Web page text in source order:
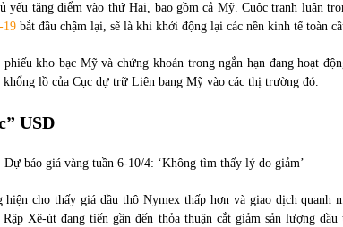
yếu tăng điểm vào thứ Hai, bao gồm cả Mỹ. Cuộc tranh luận
19 bắt đầu chậm lại, sẽ là khi khởi động lại các nền kinh tế toàn
kho bạc Mỹ và chứng khoán trong ngắn hạn đang hoạt
khổng lồ của Cục dự trữ Liên bang Mỹ vào các thị trường đó.
USD
Dự báo giá vàng tuần 6-10/4: ‘Không tìm thấy lý do giảm’
hiện cho thấy giá dầu thô Nymex thấp hơn và giao dịch quanh
Xê-út đang tiến gần đến thỏa thuận cắt giảm sản lượng